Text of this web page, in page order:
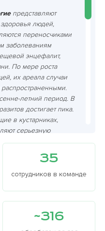
представляют
людей,
переносчиками
заболеваниям
энцефалит,
По мере роста
их ареала случаи
распространенными.
летний период. В
достигает пика.
в кустарниках,
серьезную
таких
питаются кровью
и собаку. Их укусы
в тканях одежды
лесу. Важно
35
сотрудников в команде
~316